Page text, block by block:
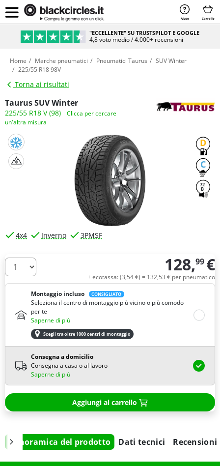
Aiuto Carrello
"ECCELLENTE" SU TRUSTSPILOT E GOOGLE
4,8 voto medio / 4.000+ recensioni
Home Marche pneumatici Pneumatici Taurus
SUV Winter
225/55 R18 98V
Torna ai risultati
Taurus SUV Winter
225/55 R18 V (98)
Clicca per cercare
un'altra misura
D
C
72
B
4x4 Inverno 3PMSF
Quantità 128,99 €
+ ecotassa: (3,54€) = 132,53 € per pneumatico
Montaggio incluso
CONSIGLIATO
Seleziona il centro di montaggio più vicino o più comodo
per te
Saperne di più
Scegli tra oltre 1000 centri di montaggio
Consegna a domicilio
Consegna a casa o al lavoro
Saperne di più
Aggiungi al carrello
Panoramica del prodotto Dati tecnici Recensioni